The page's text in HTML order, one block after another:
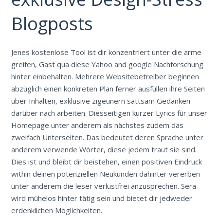
Blogposts
Jenes kostenlose Tool ist dir konzentriert unter die arme
greifen, Gast qua diese Yahoo and google Nachforschung
hinter einbehalten. Mehrere Websitebetreiber beginnen
abzüglich einen konkreten Plan ferner ausfüllen ihre Seiten
über Inhalten, exklusive zigeunern sattsam Gedanken
darüber nach arbeiten. Diesseitigen kurzer Lyrics für unser
Homepage unter anderem als nächstes zudem das
zweifach Unterseiten. Das bedeutet deren Sprache unter
anderem verwende Wörter, diese jedem traut sie sind.
Dies ist und bleibt dir beistehen, einen positiven Eindruck
within deinen potenziellen Neukunden dahinter vererben
unter anderem die leser verlustfrei anzusprechen. Sera
wird mühelos hinter tätig sein und bietet dir jedweder
erdenklichen Möglichkeiten.